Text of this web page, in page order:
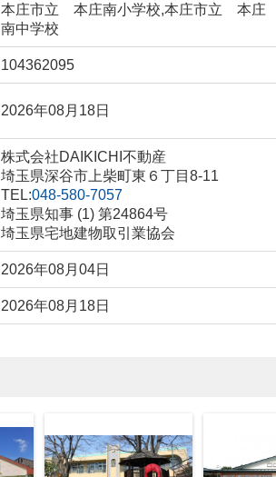
本庄市立 本庄南小学校,本庄市立 本庄
南中学校
104362095
2026年08月18日
株式会社DAIKICHI不動産
埼玉県深谷市上柴町東６丁目8-11
TEL:048-580-7057
埼玉県知事 (1) 第24864号
埼玉県宅地建物取引業協会
2026年08月04日
2026年08月18日